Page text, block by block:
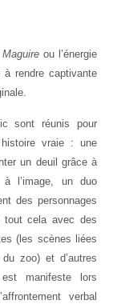
ou l’énergie
à rendre captivante
sont réunis pour
vraie : une
un deuil grâce à
à l’image, un duo
des personnages
tout cela avec des
(les scènes liées
du zoo) et d’autres
manifeste lors
verbal